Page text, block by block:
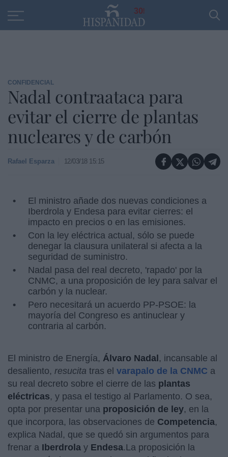
30
CONFIDENCIAL
Nadal contraataca para
evitar el cierre de plantas
nucleares y de carbón
Rafael Esparza 12/03/18 15:15
El ministro añade dos nuevas condiciones a
Iberdrola y Endesa para evitar cierres: el
impacto en precios o en las emisiones.
Con la ley eléctrica actual, sólo se puede
denegar la clausura unilateral si afecta a la
seguridad de suministro.
Nadal pasa del real decreto, 'rapado' por la
CNMC, a una proposición de ley para salvar el
carbón y la nuclear.
Pero necesitará un acuerdo PP-PSOE: la
mayoría del Congreso es antinuclear y
contraria al carbón.
El ministro de Energía, Álvaro Nadal , incansable al
desaliento, resucita tras el varapalo de la CNMC a
su real decreto sobre el cierre de las plantas
eléctricas, y pasa el testigo al Parlamento. O sea,
opta por presentar una proposición de ley, en la
que incorpora, las observaciones de Competencia,
explica Nadal, que se quedó sin argumentos para
frenar a Iberdrola y Endesa.La proposición la